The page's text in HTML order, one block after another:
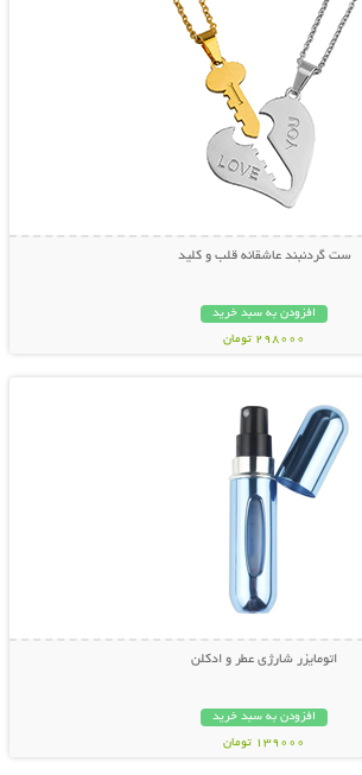
ست گردنبند عاشقانه قلب و کلید
افزودن به سبد خرید
298000 تومان
نمایش توضیحات بیشتر
اتومایزر شارژی عطر و ادکلن
افزودن به سبد خرید
139000 تومان